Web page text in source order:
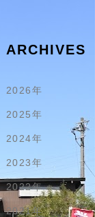
ARCHIVES
2026年
2025年
2024年
2023年
2022年
2021年